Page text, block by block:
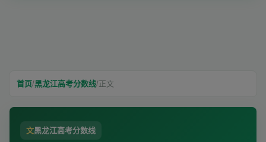
首页/黑龙江高考分数线/正文
文黑龙江高考分数线